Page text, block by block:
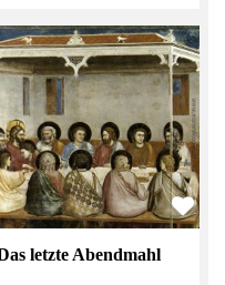
letzte Abendmahl